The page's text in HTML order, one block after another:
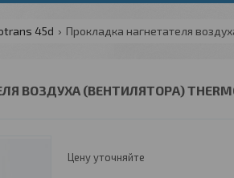
45d Прокладка нагнетателя
ВОЗДУХА (ВЕНТИЛЯТОРА)
Цену уточняйте